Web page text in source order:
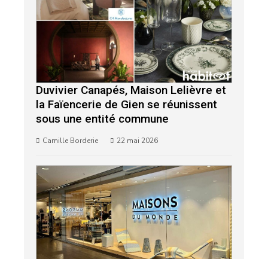
Duvivier Canapés, Maison Lelièvre et
la Faïencerie de Gien se réunissent
sous une entité commune
Camille Borderie 22 mai 2026